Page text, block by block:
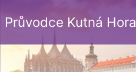
Průvodce Kutná Hora